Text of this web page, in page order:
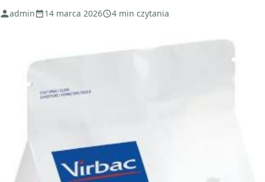
admin 14 marca 2026 4 min czytania